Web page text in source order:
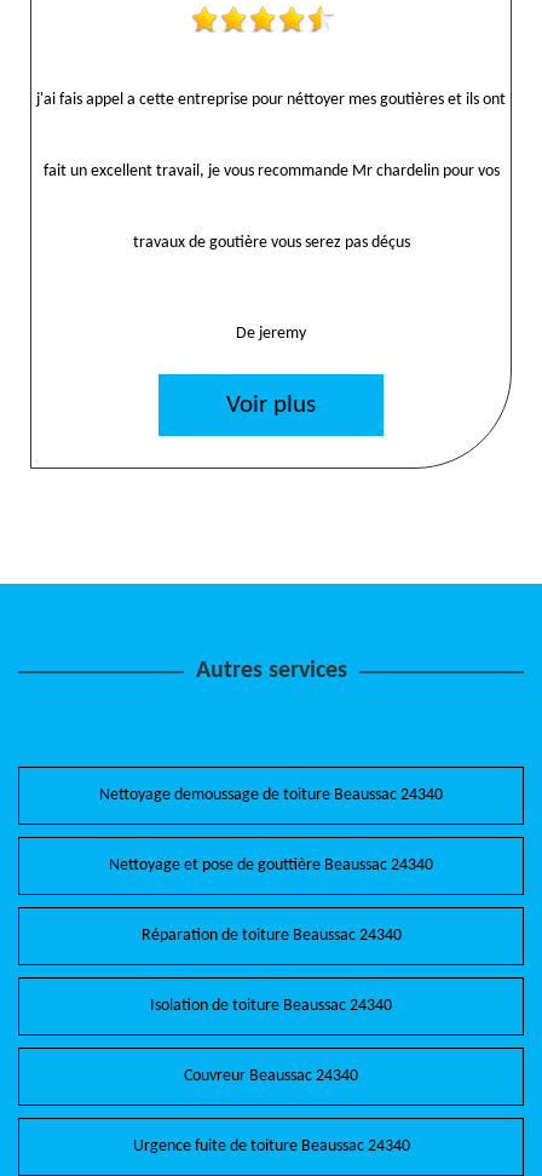
j'ai fais appel a cette entreprise pour néttoyer mes goutières et ils ont
fait un excellent travail, je vous recommande Mr chardelin pour vos
travaux de goutière vous serez pas déçus
De jeremy
Voir plus
Autres services
Nettoyage demoussage de toiture Beaussac 24340
Nettoyage et pose de gouttière Beaussac 24340
Réparation de toiture Beaussac 24340
Isolation de toiture Beaussac 24340
Couvreur Beaussac 24340
Urgence fuite de toiture Beaussac 24340